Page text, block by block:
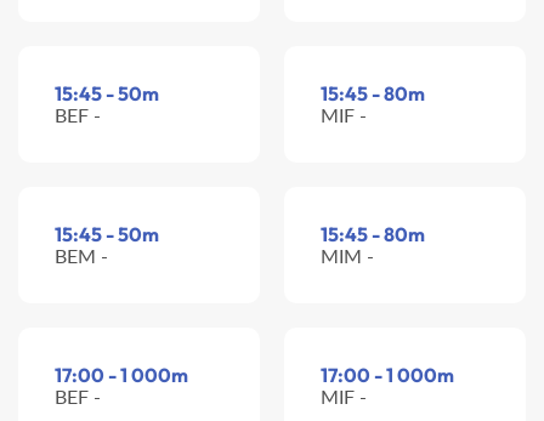
15:45 - 50m
BEF -
15:45 - 80m
MIF -
15:45 - 50m
BEM -
15:45 - 80m
MIM -
17:00 - 1 000m
BEF -
17:00 - 1 000m
MIF -